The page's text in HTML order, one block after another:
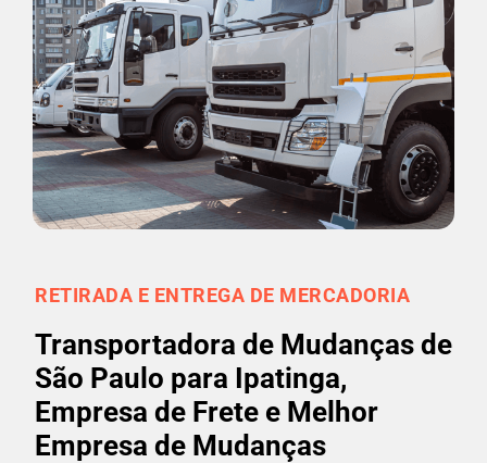
RETIRADA E ENTREGA DE MERCADORIA
Transportadora de Mudanças de
São Paulo para Ipatinga,
Empresa de Frete e Melhor
Empresa de Mudanças